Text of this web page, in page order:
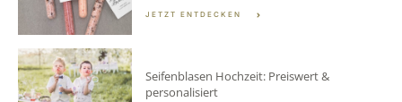
JETZT ENTDECKEN
Seifenblasen Hochzeit: Preiswert &
personalisiert